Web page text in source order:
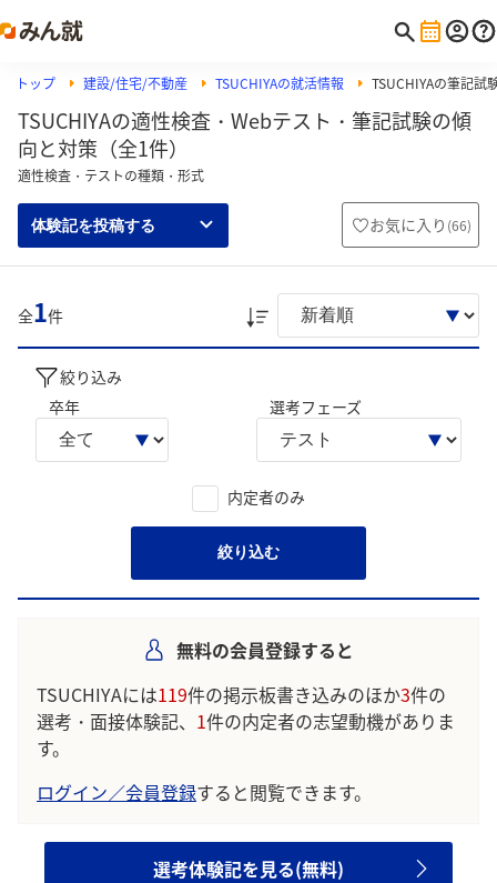
トップ 建設/住宅/不動産 TSUCHIYAの就活情報 TSUCHIYAの筆記
TSUCHIYAの適性検査・Webテスト・筆記試験の傾
向と対策（全1件）
適性検査・テストの種類・形式
体験記を投稿する お気に入り (66)
全1件
絞り込み
卒年
選考フェーズ
内定者のみ
絞り込む
無料の会員登録すると
TSUCHIYAには119件の掲示板書き込みのほか3件の
選考・面接体験記、 1件の内定者の志望動機がありま
す。
ログイン／会員登録すると閲覧できます。
選考体験記を見る(無料)